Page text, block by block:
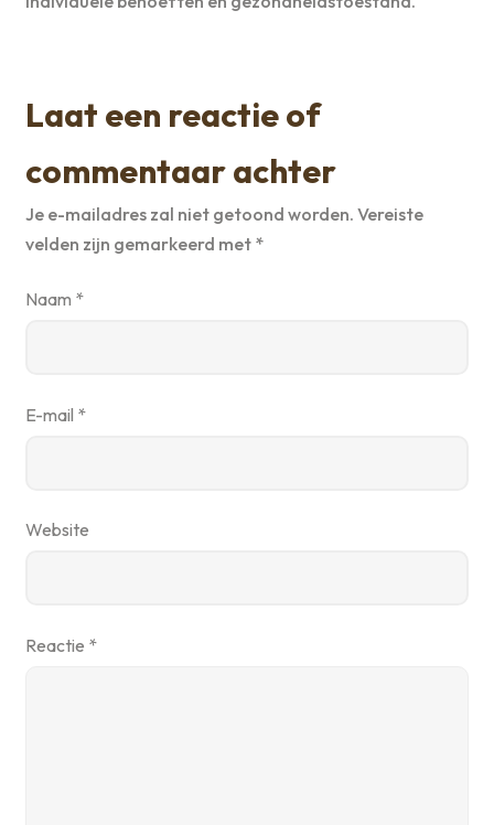
Laat een reactie of
commentaar achter
Je e-mailadres zal niet getoond worden. Vereiste
velden zijn gemarkeerd met *
Naam *
E-mail *
Website
Reactie *